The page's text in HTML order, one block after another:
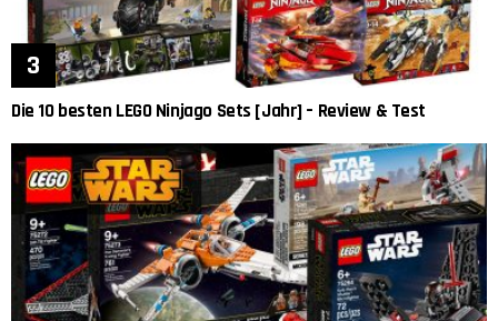
Die 10 besten LEGO Ninjago Sets [Jahr] – Review & Test